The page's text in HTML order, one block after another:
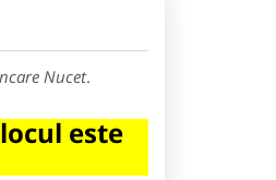
Nucet.
este